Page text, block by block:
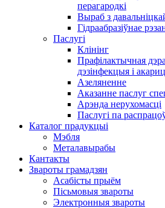
перагародкі
Выраб з
Гідраабразіўнае
Паслугі
Клінінг
Прафілактычная
дэзінфекцыя і
Азеляненне
Аказанне паслуг
Арэнда нерухомасці
Паслугі па
Каталог прадукцыі
Мэбля
Металавырабы
Кантакты
Звароты грамадзян
Асабісты прыём
Пісьмовыя звароты
Электронныя звароты